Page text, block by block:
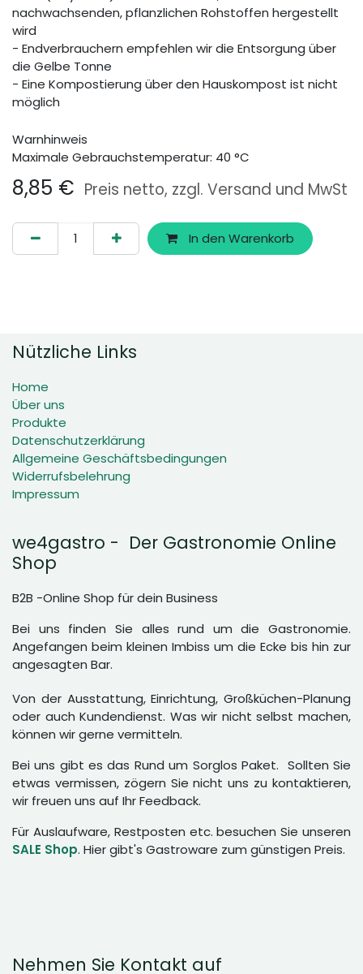
nachwachsenden, pflanzlichen Rohstoffen hergestellt
wird
- Endverbrauchern empfehlen wir die Entsorgung über
die Gelbe Tonne
- Eine Kompostierung über den Hauskompost ist nicht
möglich
Warnhinweis
Maximale Gebrauchstemperatur: 40 °C
8,85 € Preis netto, zzgl. Versand und MwSt
In den Warenkorb
Nützliche Links
Home
Über uns
Produkte
Datenschutzerklärung
Allgemeine Geschäftsbedingungen
Widerrufsbelehrung
Impressum
we4gastro - Der Gastronomie Online
Shop
B2B -Online Shop für dein Business
Bei uns finden Sie alles rund um die Gastronomie.
Angefangen beim kleinen Imbiss um die Ecke bis hin zur
angesagten Bar.
Von der Ausstattung, Einrichtung, Großküchen-Planung
oder auch Kundendienst. Was wir nicht selbst machen,
können wir gerne vermitteln.
Bei uns gibt es das Rund um Sorglos Paket. Sollten Sie
etwas vermissen, zögern Sie nicht uns zu kontaktieren,
wir freuen uns auf Ihr Feedback.
Für Auslaufware, Restposten etc. besuchen Sie unseren
SALE Shop. Hier gibt's Gastroware zum günstigen Preis.
Nehmen Sie Kontakt auf